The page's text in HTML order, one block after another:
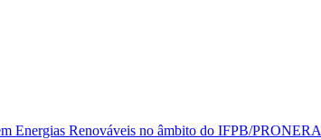
Energias Renováveis no âmbito do IFPB/PRONERA